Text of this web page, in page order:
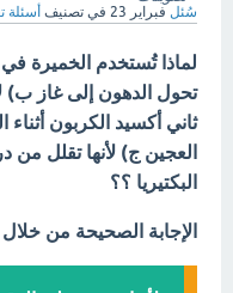
سُئل فبراير 23 في تصنيف أسئلة
لماذا تُستخدم الخميرة في
تحول الدهون إلى غاز ب)
ثاني أكسيد الكربون
العجين ج) لأنها تقلل من
البكتيريا ؟؟
الإجابة الصحيحة من